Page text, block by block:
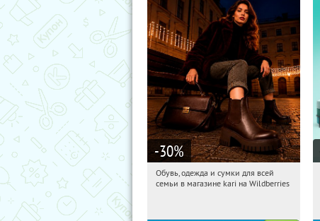
-30%
08:16:29 Получили:
Обувь, одежда и сумки для всей
семьи в магазине kari на Wildberries